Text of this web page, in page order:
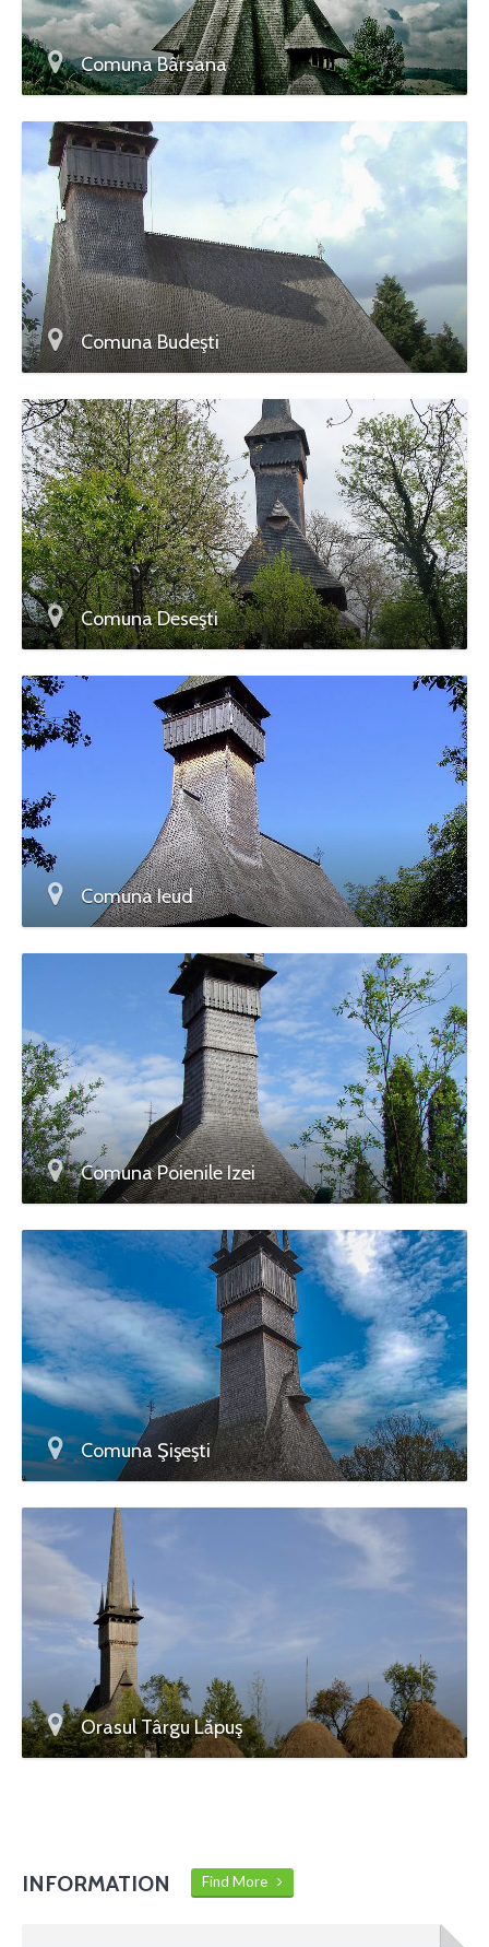
Comuna Bârsana
Comuna Budeşti
Comuna Deseşti
Comuna Ieud
Comuna Poienile Izei
Comuna Şişeşti
Orasul Târgu Lăpuş
INFORMATION Find More